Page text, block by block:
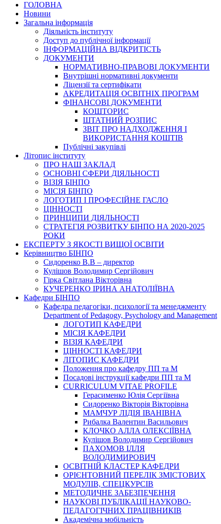
ГОЛОВНА
Новини
Загальна інформація
Діяльність інституту
Доступ до публічної інформації
ІНФОРМАЦІЙНА ВІДКРИТІСТЬ
ДОКУМЕНТИ
НОРМАТИВНО-ПРАВОВІ ДОКУМЕНТИ
Внутрішні нормативні документи
Ліцензії та сертифікати
АКРЕДИТАЦІЯ ОСВІТНІХ ПРОГРАМ
ФІНАНСОВІ ДОКУМЕНТИ
КОШТОРИС
ШТАТНИЙ РОЗПИС
ЗВІТ ПРО НАДХОДЖЕННЯ І
ВИКОРИСТАННЯ КОШТІВ
Публічні закупівлі
Літопис інституту
ПРО НАШ ЗАКЛАД
ОСНОВНІ СФЕРИ ДІЯЛЬНОСТІ
ВІЗІЯ БІНПО
МІСІЯ БІНПО
ЛОГОТИП І ПРОФЕСІЙНЕ ГАСЛО
ЦІННОСТІ
ПРИНЦИПИ ДІЯЛЬНОСТІ
СТРАТЕГІЯ РОЗВИТКУ БІНПО НА 2020-2025
РОКИ
ЕКСПЕРТУ З ЯКОСТІ ВИЩОЇ ОСВІТИ
Керівництво БІНПО
Сидоренко В.В – директор
Кулішов Володимир Сергійович
Гірка Світлана Вікторівна
КУЧЕРЕНКО ІРИНА АНАТОЛІЇВНА
Кафедри БІНПО
Кафедра педагогіки, психології та менеджменту
Department of Pedagogy, Psychology and Management
ЛОГОТИП КАФЕДРИ
МІСІЯ КАФЕДРИ
ВІЗІЯ КАФЕДРИ
ЦІННОСТІ КАФЕДРИ
ЛІТОПИС КАФЕДРИ
Положення про кафедру ПП та М
Посадові інструкції кафедри ПП та М
CURRICULUM VITAE PROFILE
Герасименко Юлія Сергіївна
Сидоренко Вікторія Вікторівна
МАМЧУР ЛІДІЯ ІВАНІВНА
Рибалка Валентин Васильович
КЛОЧКО АЛЛА ОЛЕКСІЇВНА
Кулішов Володимир Сергійович
ПАХОМОВ ІЛЛЯ
ВОЛОДИМИРОВИЧ
ОСВІТНІЙ КЛАСТЕР КАФЕДРИ
ОРІЄНТОВНИЙ ПЕРЕЛІК ЗМІСТОВИХ
МОДУЛІВ, СПЕЦКУРСІВ
МЕТОДИЧНЕ ЗАБЕЗПЕЧЕННЯ
НАУКОВІ ПУБЛІКАЦІЇ НАУКОВО-
ПЕДАГОГІЧНИХ ПРАЦІВНИКІВ
Академічна мобільність